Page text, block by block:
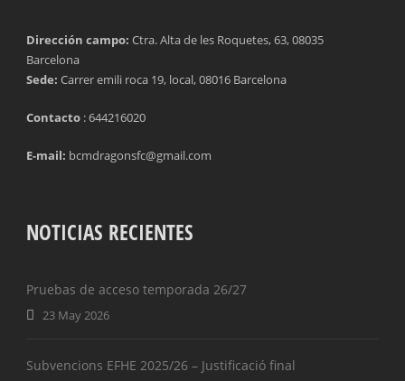
Dirección campo: Ctra. Alta de les Roquetes, 63, 08035
Barcelona
Sede: Carrer emili roca 19, local, 08016 Barcelona
Contacto : 644216020
E-mail: bcmdragonsfc@gmail.com
NOTICIAS RECIENTES
Pruebas de acceso temporada 26/27
23 May 2026
Subvencions EFHE 2025/26 – Justificació final